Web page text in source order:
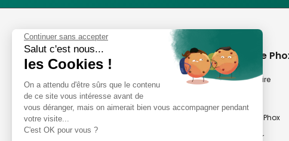
Phox
Spécialiste de l'image
Suivez-nous
Avis clients
A propos de
Notre savoir-faire
Nos magasins Phox
Notre newsletter
Continuer sans accepter
Salut c'est nous...
les Cookies !
On a attendu d'être sûrs que le contenu
de ce site vous intéresse avant de
vous déranger, mais on aimerait bien vous accompagner pendant
votre visite...
C'est OK pour vous ?